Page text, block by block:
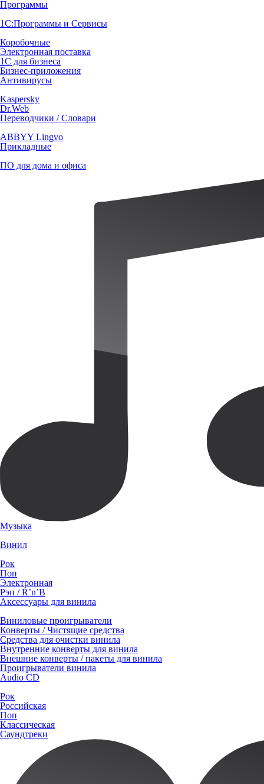
Программы
1С:Программы и Сервисы
Коробочные
Электронная поставка
1С для бизнеса
Бизнес-приложения
Антивирусы
Kaspersky
Dr.Web
Переводчики / Словари
ABBYY Lingvo
Прикладные
ПО для дома и офиса
Музыка
Винил
Рок
Поп
Электронная
Рэп / R’n’B
Аксессуары для винила
Виниловые проигрыватели
Конверты / Чистящие средства
Средства для очистки винила
Внутренние конверты для винила
Внешние конверты / пакеты для винила
Проигрыватели винила
Audio CD
Рок
Российская
Поп
Классическая
Саундтреки